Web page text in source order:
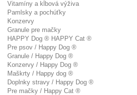
Vitamíny a kĺbová výživa
Pamlsky a pochúťky
Konzervy
Granule pre mačky
HAPPY Dog ® HAPPY Cat ®
Pre psov / Happy Dog ®
Granule / Happy Dog ®
Konzervy / Happy Dog ®
Maškrty / Happy dog ®
Doplnky stravy / Happy Dog ®
Pre mačky / Happy Cat ®